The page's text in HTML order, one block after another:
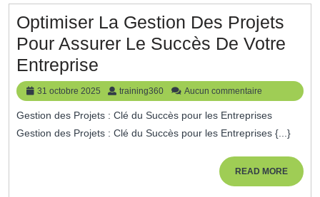
Optimiser La Gestion Des Projets
Pour Assurer Le Succès De Votre
Entreprise
La
Gestion
Des
31 octobre 2025
31
octobre
2025
training360 training360
Aucun commentaire
Gestion des Projets : Clé du Succès pour les Entreprises
Gestion des Projets : Clé du Succès pour les Entreprises {...}
READ MOREREAD
MORE